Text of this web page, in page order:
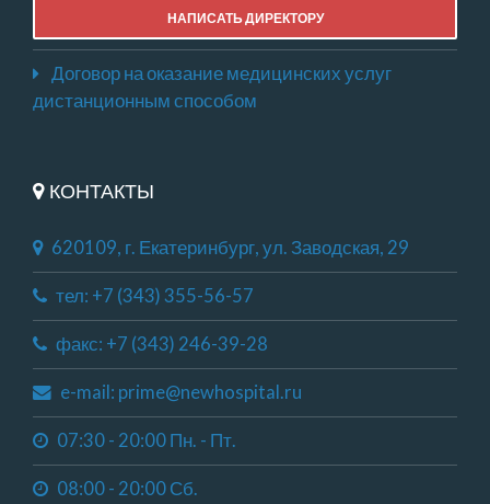
НАПИСАТЬ ДИРЕКТОРУ
Договор на оказание медицинских услуг
дистанционным способом
КОНТАКТЫ
620109, г. Екатеринбург, ул. Заводская, 29
тел: +7 (343) 355-56-57
факс: +7 (343) 246-39-28
e-mail: prime@newhospital.ru
07:30 - 20:00 Пн. - Пт.
08:00 - 20:00 Сб.